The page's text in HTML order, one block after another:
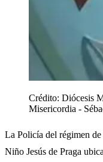
Crédito: Diócesis
Misericordia -
La Policía del régimen
Niño Jesús de Praga